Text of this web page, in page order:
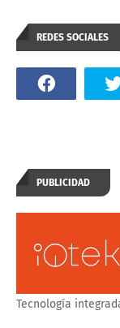
REDES SOCIALES
PUBLICIDAD
Tecnología